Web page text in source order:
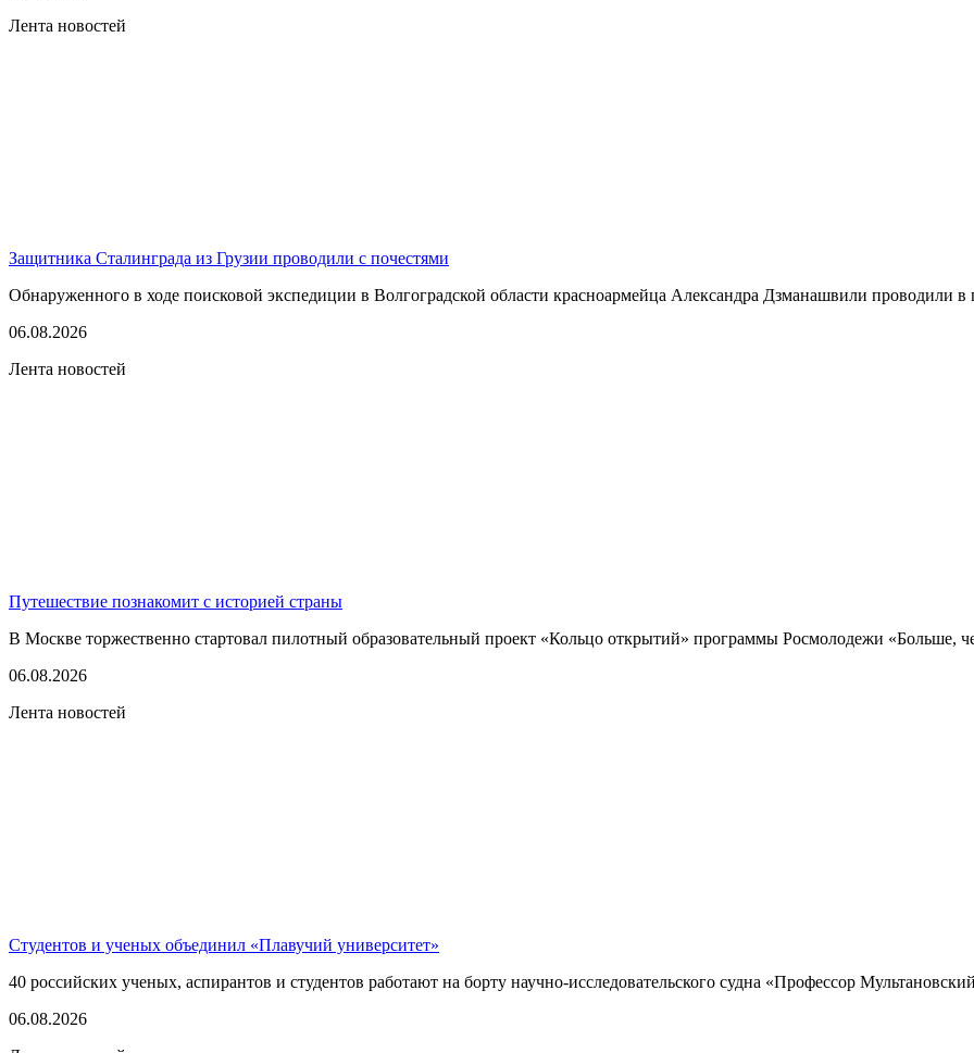
Лента новостей
Защитника Сталинграда из Грузии проводили с почестями
Обнаруженного в ходе поисковой экспедиции в Волгоградской области красноармейца Александра Дзманашвили проводили в
06.08.2026
Лента новостей
Путешествие познакомит с историей страны
В Москве торжественно стартовал пилотный образовательный проект «Кольцо открытий» программы Росмолодежи «Больше,
06.08.2026
Лента новостей
Студентов и ученых объединил «Плавучий университет»
40 российских ученых, аспирантов и студентов работают на борту научно-исследовательского судна «Профессор
06.08.2026